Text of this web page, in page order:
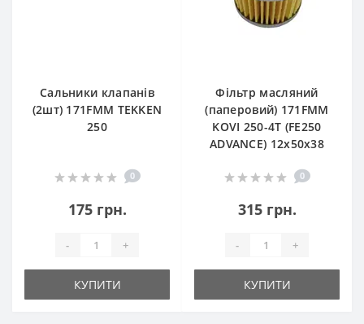
Сальники клапанів
(2шт) 171FMM TEKKEN
250
0
175 грн.
- +
КУПИТИ
Фільтр масляний
(паперовий) 171FMM
KOVI 250-4T (FE250
ADVANCE) 12х50х38
0
315 грн.
- +
КУПИТИ